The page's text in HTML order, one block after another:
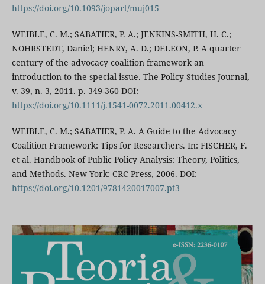
https://doi.org/10.1093/jopart/muj015
WEIBLE, C. M.; SABATIER, P. A.; JENKINS-SMITH, H. C.;
NOHRSTEDT, Daniel; HENRY, A. D.; DELEON, P. A quarter
century of the advocacy coalition framework an
introduction to the special issue. The Policy Studies Journal,
v. 39, n. 3, 2011. p. 349-360 DOI:
https://doi.org/10.1111/j.1541-0072.2011.00412.x
WEIBLE, C. M.; SABATIER, P. A. A Guide to the Advocacy
Coalition Framework: Tips for Researchers. In: FISCHER, F.
et al. Handbook of Public Policy Analysis: Theory, Politics,
and Methods. New York: CRC Press, 2006. DOI:
https://doi.org/10.1201/9781420017007.pt3